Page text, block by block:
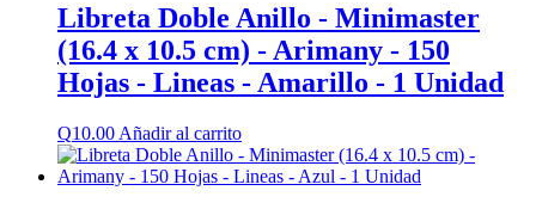
Libreta Doble Anillo - Minimaster
(16.4 x 10.5 cm) - Arimany - 150
Hojas - Lineas - Amarillo - 1 Unidad
Q10.00 Añadir al carrito